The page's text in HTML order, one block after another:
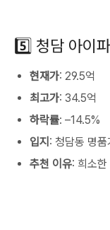
5️⃣ 청담 아이
현재가: 29.5억
최고가: 34.5억
하락률: –14.5%
입지 : 청담동 명품
추천 이유: 희소